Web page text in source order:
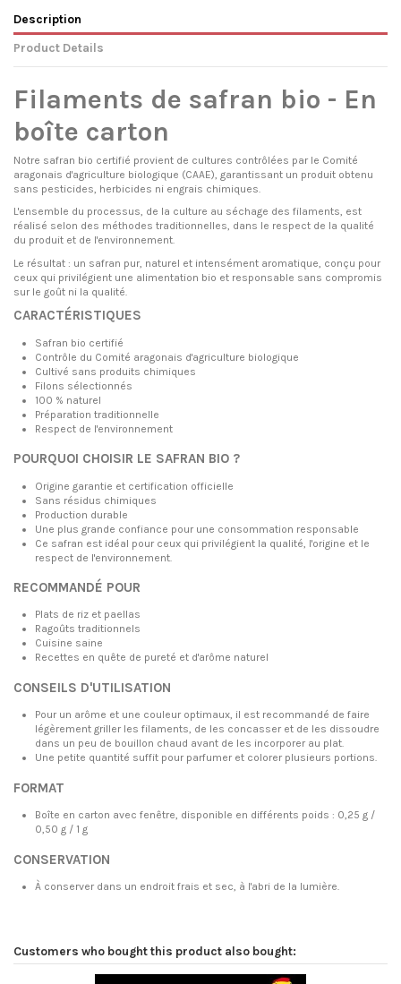
Description
Product Details
Filaments de safran bio - En
boîte carton
Notre safran bio certifié provient de cultures contrôlées par le Comité
aragonais d'agriculture biologique (CAAE), garantissant un produit obtenu
sans pesticides, herbicides ni engrais chimiques.
L'ensemble du processus, de la culture au séchage des filaments, est
réalisé selon des méthodes traditionnelles, dans le respect de la qualité
du produit et de l'environnement.
Le résultat : un safran pur, naturel et intensément aromatique, conçu pour
ceux qui privilégient une alimentation bio et responsable sans compromis
sur le goût ni la qualité.
CARACTÉRISTIQUES
Safran bio certifié
Contrôle du Comité aragonais d'agriculture biologique
Cultivé sans produits chimiques
Filons sélectionnés
100 % naturel
Préparation traditionnelle
Respect de l'environnement
POURQUOI CHOISIR LE SAFRAN BIO ?
Origine garantie et certification officielle
Sans résidus chimiques
Production durable
Une plus grande confiance pour une consommation responsable
Ce safran est idéal pour ceux qui privilégient la qualité, l'origine et le
respect de l'environnement.
RECOMMANDÉ POUR
Plats de riz et paellas
Ragoûts traditionnels
Cuisine saine
Recettes en quête de pureté et d'arôme naturel
CONSEILS D'UTILISATION
Pour un arôme et une couleur optimaux, il est recommandé de faire
légèrement griller les filaments, de les concasser et de les dissoudre
dans un peu de bouillon chaud avant de les incorporer au plat.
Une petite quantité suffit pour parfumer et colorer plusieurs portions.
FORMAT
Boîte en carton avec fenêtre, disponible en différents poids : 0,25 g /
0,50 g / 1 g
CONSERVATION
À conserver dans un endroit frais et sec, à l'abri de la lumière.
Customers who bought this product also bought: